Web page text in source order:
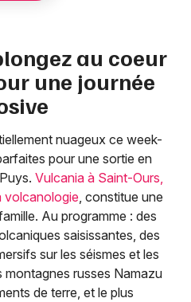
au coeur
une journée
nuageux ce week-
pour une sortie en
Vulcania à Saint-Ours,
volcanologie, constitue une
Au programme : des
saisissantes, des
sur les séismes et les
montagnes russes Namazu
de terre, et le plus